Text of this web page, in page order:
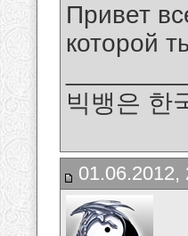
Привет
которой
빅뱅은 한
01.06.2012,